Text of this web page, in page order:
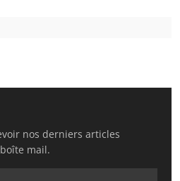
nos derniers articles
mail.